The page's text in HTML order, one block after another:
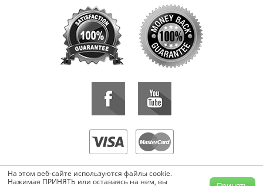
«KrutilVertel» © 2015-2026 Все права защищены.
Копирование, перепечатка, либо использование материалов данной
На этом веб-сайте используются файлы cookie.
Нажимая ПРИНЯТЬ или оставаясь на нем, вы